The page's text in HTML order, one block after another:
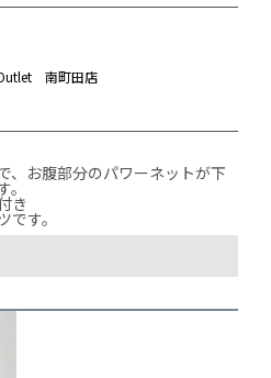
南町田店
、お腹部分のパワーネットが下
き
す。